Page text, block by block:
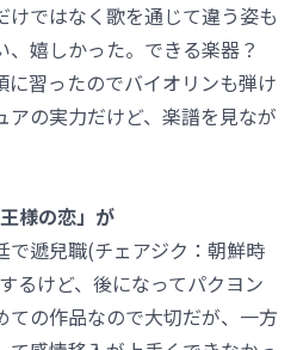
けではなく歌を通じて違う姿も
嬉しかった。できる楽器？
に習ったのでバイオリンも弾け
アの実力だけど、楽譜を見なが
様の恋」が
で遞兒職(チェアジク：朝鮮時
るけど、後になってパクヨン
ての作品なので大切だが、一方